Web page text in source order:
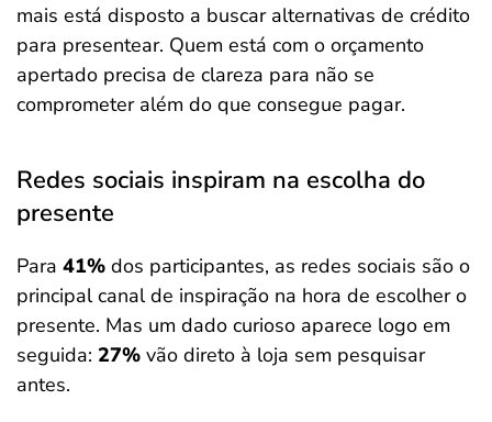
mais está disposto a buscar alternativas de crédito
para presentear. Quem está com o orçamento
apertado precisa de clareza para não se
comprometer além do que consegue pagar.
Redes sociais inspiram na escolha do
presente
Para 41% dos participantes, as redes sociais são o
principal canal de inspiração na hora de escolher o
presente. Mas um dado curioso aparece logo em
seguida: 27% vão direto à loja sem pesquisar
antes.